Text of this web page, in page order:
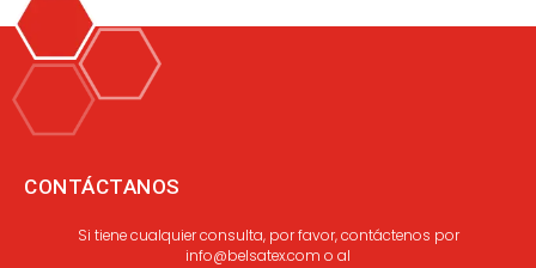
CONTÁCTANOS
Si tiene cualquier consulta, por favor, contáctenos por
info@belsatex.com o al